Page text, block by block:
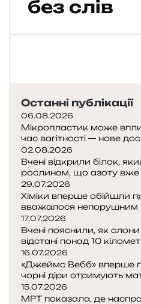
л
—
ж
е
т
и
:
м
о
в
а
б
е
з
с
л
і
в
без слів
Останні публікації
06.08.2026
Мікропластик може
час вагітності — нове
02.08.2026
Вчені відкрили білок,
рослинам, що азоту вже
29.07.2026
Хіміки вперше обійшли
вважалося непорушним
17.07.2026
Вчені пояснили, як
відстані понад 10
16.07.2026
«Джеймс Вебб» вперше
чорні діри отримують
15.07.2026
МРТ показала, де